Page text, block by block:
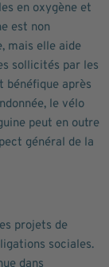
en oxygène et
est non
mais elle aide
sollicités par les
après
le vélo
peut en outre
général de la
projets de
sociales.